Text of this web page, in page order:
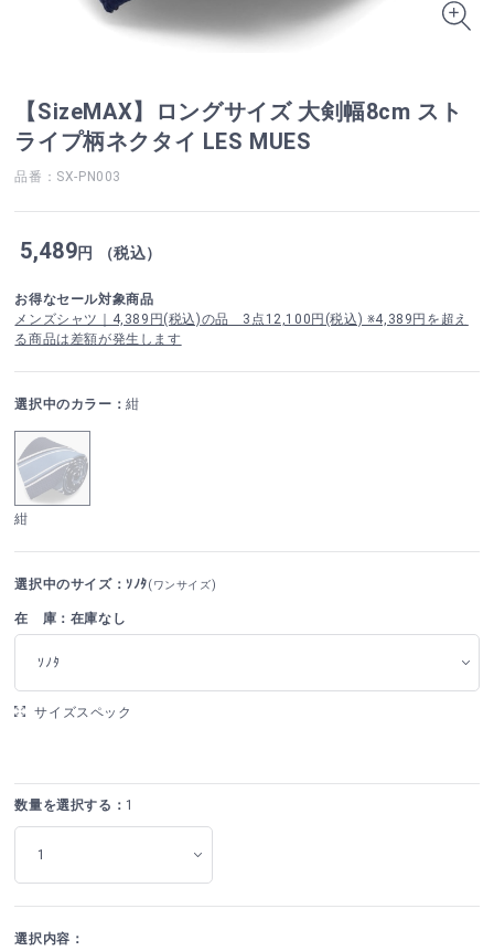
【SizeMAX】ロングサイズ 大剣幅8cm スト
ライプ柄ネクタイ LES MUES
品番：SX-PN003
5,489円 （税込）
お得なセール対象商品
メンズシャツ｜4,389円(税込)の品 3点12,100円(税込) ※4,389円を超え
る商品は差額が発生します
選択中のカラー：紺
紺
選択中のサイズ：ｿﾉﾀ(ワンサイズ)
在 庫：在庫なし
ｿﾉﾀ
サイズスペック
数量を選択する： 1
選択内容：